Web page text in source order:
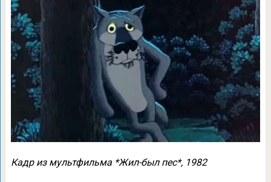
Кадр из мультфильма *Жил-был пес*, 1982